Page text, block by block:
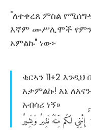
"ለተቀረጸ ምስል
እኛም ሙሥሊሞች
አምልኩ" ነው፦
ቁርኣን 11፥2
አታምልኩ! እኔ
አብሳሪ ነኝ»
إِنَّنِيلَكُممِّنْهُنَذِيرٌوَبَشِيرٌ